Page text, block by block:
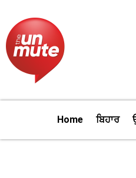
content
Home ਬਿਹਾਰ